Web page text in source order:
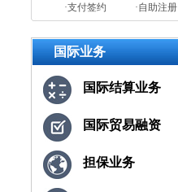
·支付签约
·自助注册
国际业务
国际结算业务
国际贸易融资
担保业务